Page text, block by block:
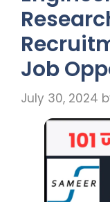
Job
July 30, 2024